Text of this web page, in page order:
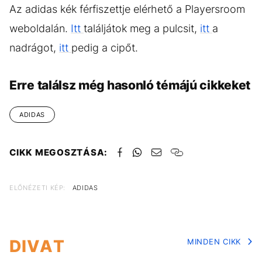
(7)
Az adidas kék férfiszettje elérhető a Playersroom
weboldalán. Itt találjátok meg a pulcsit, itt a
nadrágot, itt pedig a cipőt.
Erre találsz még hasonló témájú cikkeket
ADIDAS
CIKK MEGOSZTÁSA:
ELŐNÉZETI KÉP: ADIDAS
DIVAT MINDEN CIKK